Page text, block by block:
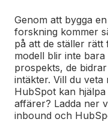
Genom att bygga
forskning kommer
på att de ställer rätt
modell blir inte
prospekts, de
intäkter. Vill du veta
HubSpot kan
affärer? Ladda ner
inbound och